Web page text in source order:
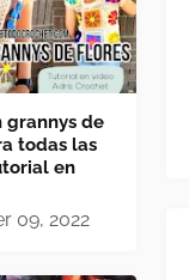
grannys de
todas las
en
09, 2022